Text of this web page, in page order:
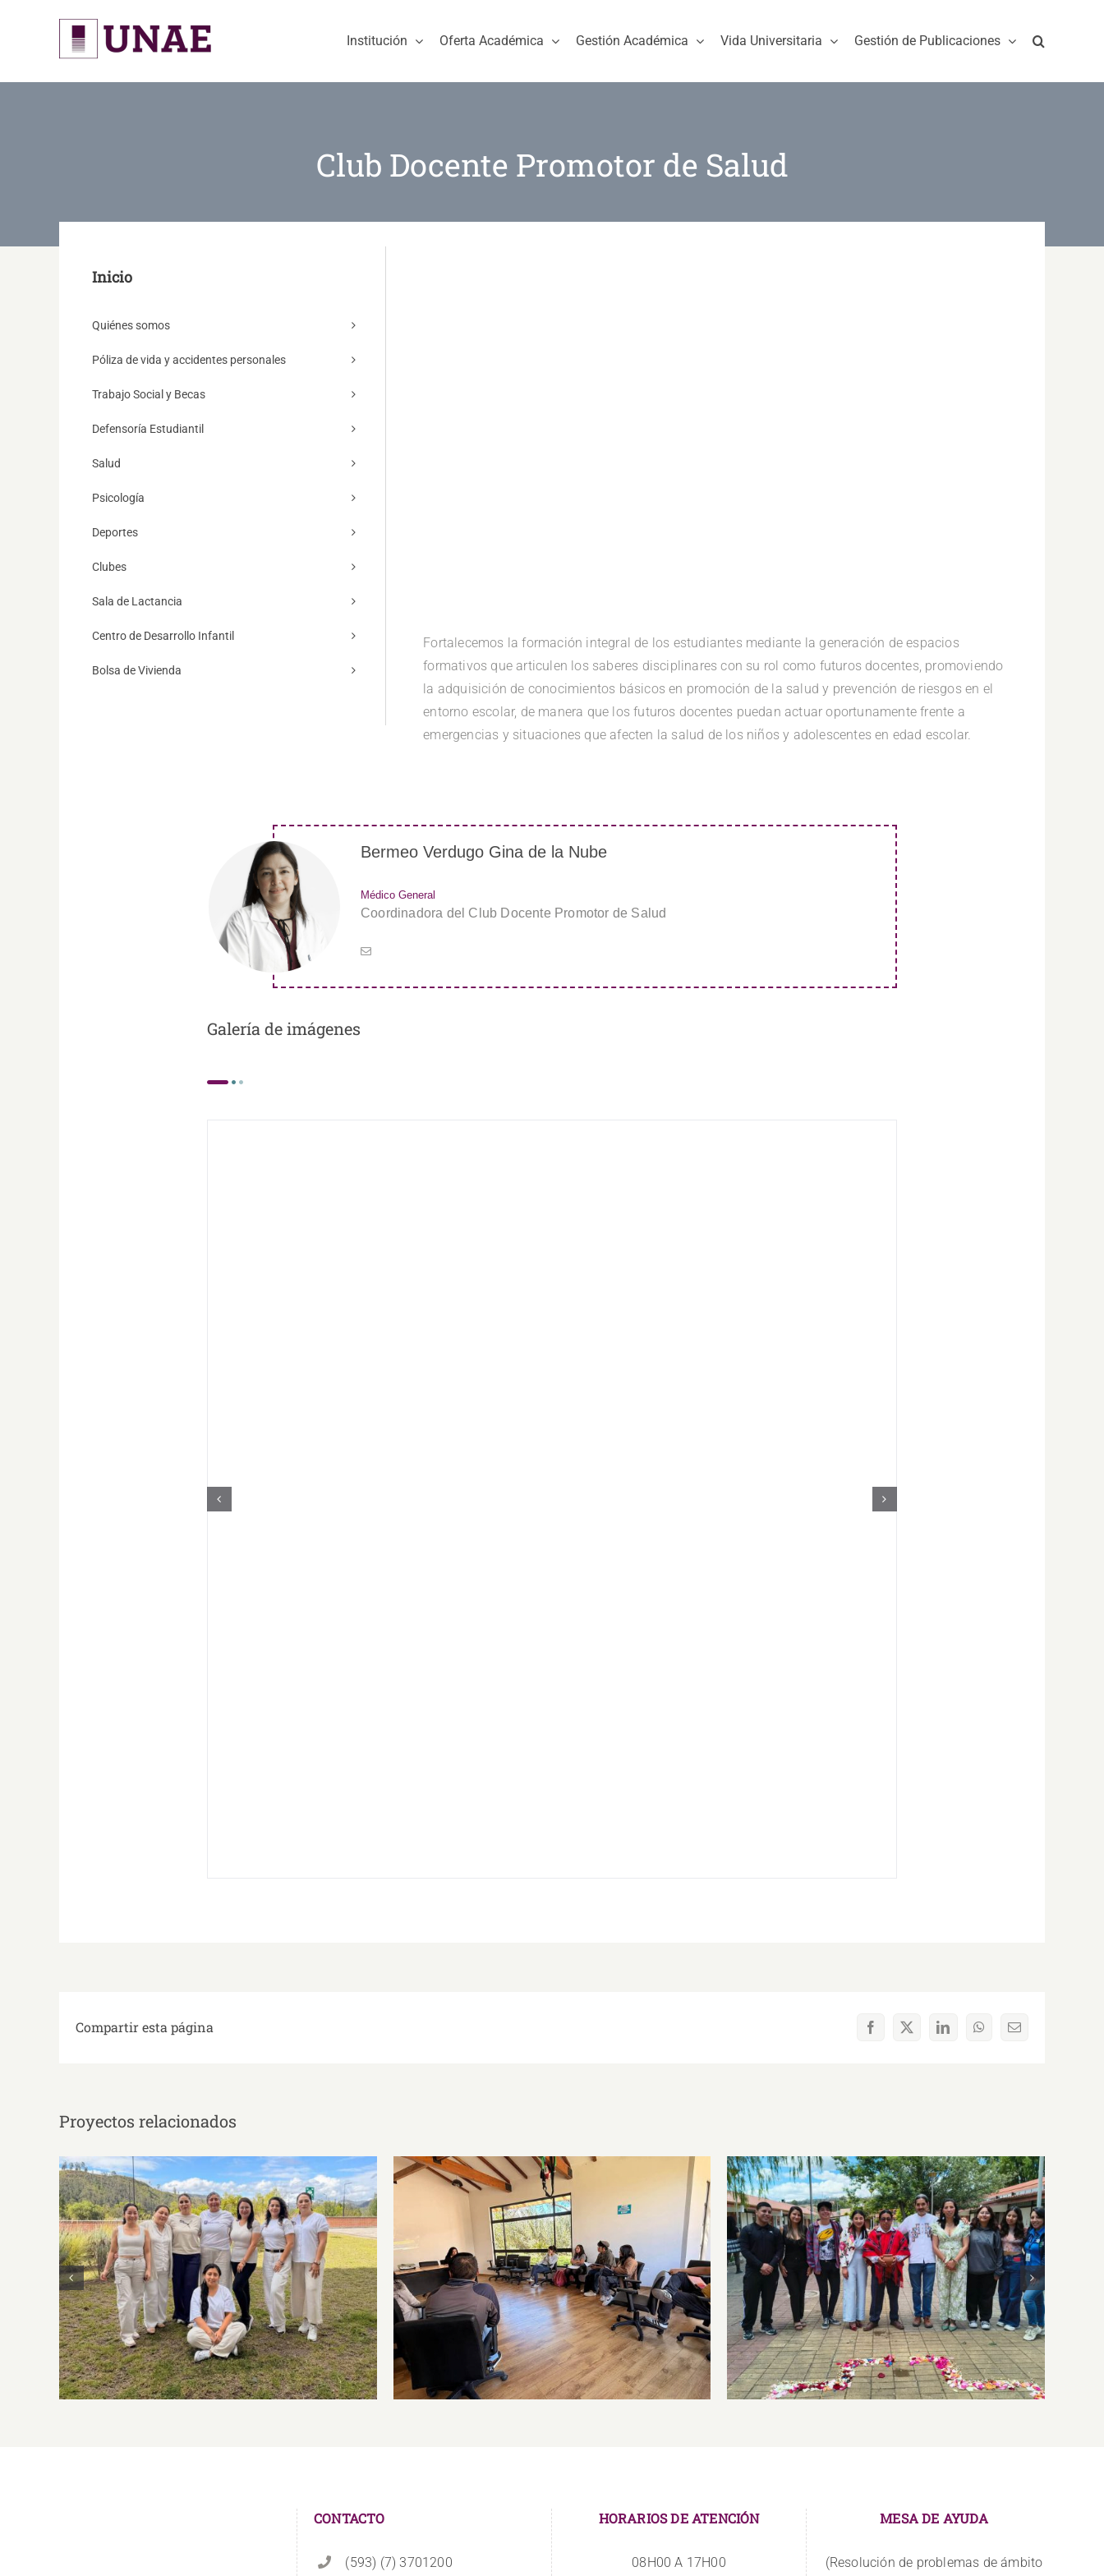
Institución Oferta Académica Gestión Académica Vida Universitaria Gestión de Publicaciones
Club Docente Promotor de Salud
Inicio
Quiénes somos
Póliza de vida y accidentes personales
Trabajo Social y Becas
Defensoría Estudiantil
Salud
Psicología
Deportes
Clubes
Sala de Lactancia
Centro de Desarrollo Infantil
Bolsa de Vivienda
Fortalecemos la formación integral de los estudiantes mediante la generación de espacios
formativos que articulen los saberes disciplinares con su rol como futuros docentes, promoviendo
la adquisición de conocimientos básicos en promoción de la salud y prevención de riesgos en el
entorno escolar, de manera que los futuros docentes puedan actuar oportunamente frente a
emergencias y situaciones que afecten la salud de los niños y adolescentes en edad escolar.
Bermeo Verdugo Gina de la Nube
Médico General
Coordinadora del Club Docente Promotor de Salud
Galería de imágenes
Compartir esta página Facebook
X LinkedInWhatsAppCorreo
Proyectos relacionados
Club de Yoga Club ParlayacU Club EcoUNAE
CONTACTO
(593) (7) 3701200
HORARIOS DE ATENCIÓN
08H00 A 17H00
MESA DE AYUDA
(Resolución de problemas de ámbito